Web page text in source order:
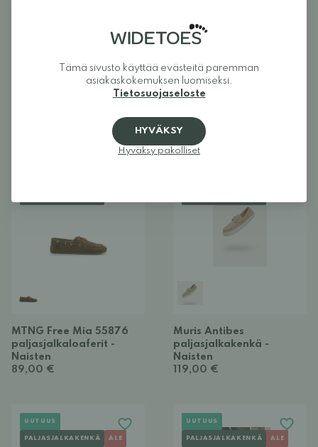
Be Lenka Fiorela
Unisex
119,00 €
MTNG Free Mia 55876
paljasjalkaloaferit -
Naisten
89,00 €
Muris Antibes
paljasjalkakenkä -
Naisten
119,00 €
UUTUUS
PALJASJALKAKENKÄ ALE
UUTUUS
PALJASJALKAKENKÄ ALE
Tämä sivusto käyttää evästeitä paremman
asiakaskokemuksen luomiseksi.
Tietosuojaseloste
HYVÄKSY
Hyväksy pakolliset